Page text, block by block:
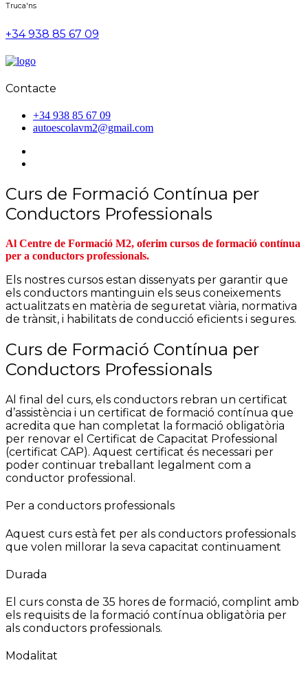
Truca'ns
+34 938 85 67 09
Contacte
+34 938 85 67 09
autoescolavm2@gmail.com
Curs de Formació Contínua per
Conductors Professionals
Al Centre de Formació M2, oferim cursos de formació contínua
per a conductors professionals.
Els nostres cursos estan dissenyats per garantir que
els conductors mantinguin els seus coneixements
actualitzats en matèria de seguretat viària, normativa
de trànsit, i habilitats de conducció eficients i segures.
Curs de Formació Contínua per
Conductors Professionals
Al final del curs, els conductors rebran un certificat
d’assistència i un certificat de formació contínua que
acredita que han completat la formació obligatòria
per renovar el Certificat de Capacitat Professional
(certificat CAP). Aquest certificat és necessari per
poder continuar treballant legalment com a
conductor professional.
Per a conductors professionals
Aquest curs està fet per als conductors professionals
que volen millorar la seva capacitat continuament
Durada
El curs consta de 35 hores de formació, complint amb
els requisits de la formació contínua obligatòria per
als conductors professionals.
Modalitat